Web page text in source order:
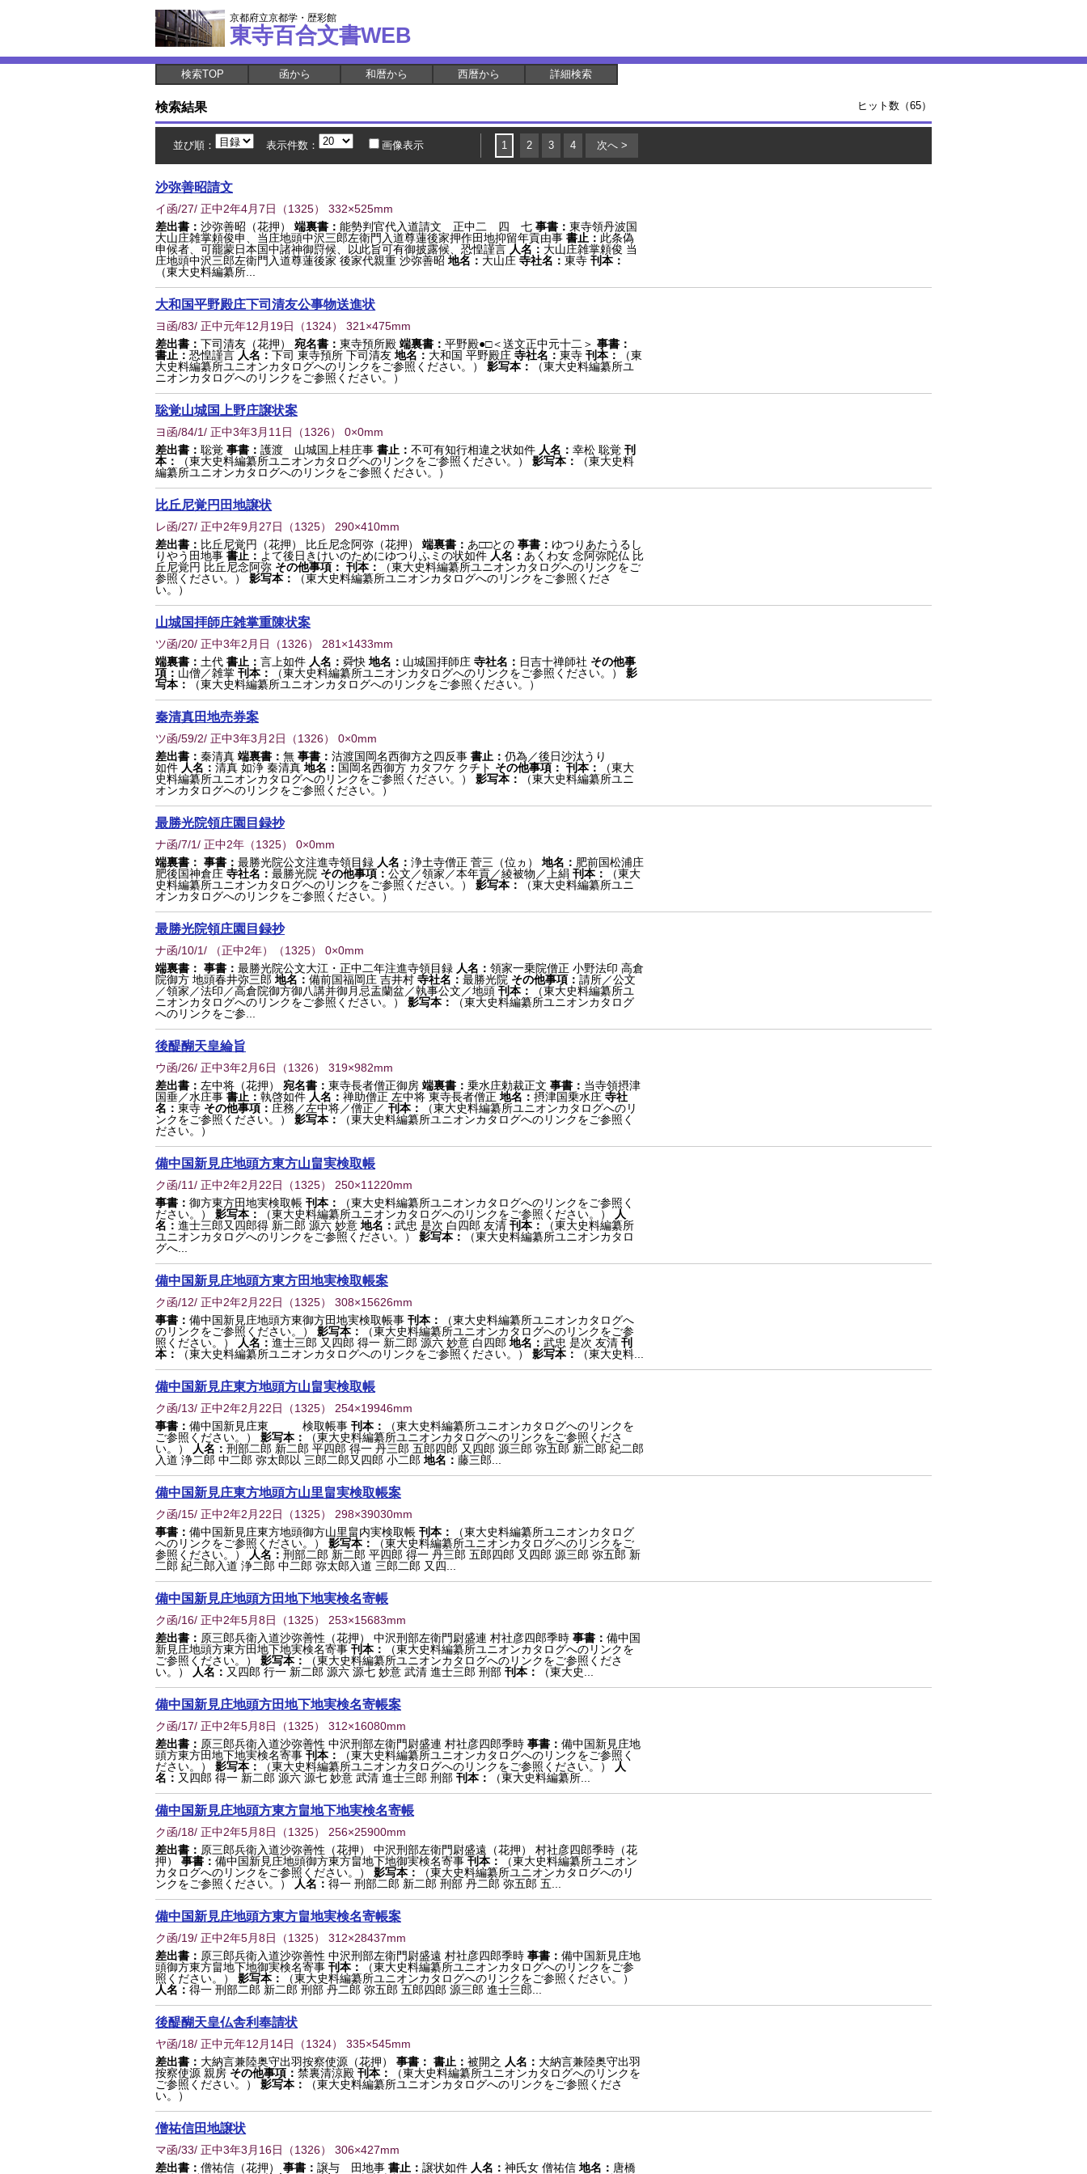
京都府立京都学・歴彩館
東寺百合文書WEB
検索TOP 函から 和暦から 西暦から 詳細検索
検索結果 ヒット数（65）
並び順： 表示件数： 画像表示 1 2 3 4 次へ >
沙弥善昭請文
イ函/27/ 正中2年4月7日 （1325） 332×525mm
差出書： 沙弥善昭（花押） 端裏書： 能勢判官代入道請文 正中二 四 七 事書： 東寺領丹波国
大山庄雑掌頼俊申、当庄地頭中沢三郎左衛門入道尊蓮後家押作田地抑留年貢由事 書止： 此条偽
申候者、可罷蒙日本国中諸神御罸候、以此旨可有御披露候、恐惶謹言 人名： 大山庄雑掌頼俊 当
庄地頭中沢三郎左衛門入道尊蓮後家 後家代親重 沙弥善昭 地名： 大山庄 寺社名： 東寺 刊本：
（東大史料編纂所...
大和国平野殿庄下司清友公事物送進状
ヨ函/83/ 正中元年12月19日 （1324） 321×475mm
差出書： 下司清友（花押） 宛名書： 東寺預所殿 端裏書： 平野殿●□＜送文正中元十二＞ 事書：
書止： 恐惶謹言 人名： 下司 東寺預所 下司清友 地名： 大和国 平野殿庄 寺社名： 東寺 刊本：
（東
大史料編纂所ユニオンカタログへのリンクをご参照ください。）
影写本：
（東大史料編纂所ユ
ニオンカタログへのリンクをご参照ください。）
聡覚山城国上野庄譲状案
ヨ函/84/1/ 正中3年3月11日 （1326） 0×0mm
差出書： 聡覚 事書： 護渡 山城国上桂庄事 書止： 不可有知行相違之状如件 人名： 幸松 聡覚 刊
本：
（東大史料編纂所ユニオンカタログへのリンクをご参照ください。） 影写本：
（東大史料
編纂所ユニオンカタログへのリンクをご参照ください。）
比丘尼覚円田地譲状
レ函/27/ 正中2年9月27日 （1325） 290×410mm
差出書： 比丘尼覚円（花押） 比丘尼念阿弥（花押） 端裏書： あ□□との 事書： ゆつりあたうるし
りやう田地事 書止： よて後日きけいのためにゆつりふミの状如件 人名： あくわ女 念阿弥陀仏 比
丘尼覚円 比丘尼念阿弥 その他事項： 刊本：
（東大史料編纂所ユニオンカタログへのリンクをご
参照ください。）
影写本：
（東大史料編纂所ユニオンカタログへのリンクをご参照くださ
い。）
山城国拝師庄雑掌重陳状案
ツ函/20/ 正中3年2月日 （1326） 281×1433mm
端裏書： 土代 書止： 言上如件 人名： 舜快 地名： 山城国拝師庄 寺社名： 日吉十禅師社 その他事
項： 山僧／雑掌 刊本： （東大史料編纂所ユニオンカタログへのリンクをご参照ください。）
影
写本：
（東大史料編纂所ユニオンカタログへのリンクをご参照ください。）
秦清真田地売券案
ツ函/59/2/ 正中3年3月2日 （1326） 0×0mm
差出書： 秦清真 端裏書： 無 事書： 沽渡国岡名西御方之四反事 書止： 仍為／後日沙汰うり
如件 人名： 清真 如浄 秦清真 地名： 国岡名西御方 カタフケ クチト その他事項： 刊本：
（東大
史料編纂所ユニオンカタログへのリンクをご参照ください。）
影写本：
（東大史料編纂所ユニ
オンカタログへのリンクをご参照ください。）
最勝光院領庄園目録抄
ナ函/7/1/ 正中2年 （1325） 0×0mm
端裏書： 事書： 最勝光院公文注進寺領目録 人名： 浄土寺僧正 菅三（位ヵ） 地名： 肥前国松浦庄
肥後国神倉庄 寺社名： 最勝光院 その他事項： 公文／領家／本年貢／綾被物／上絹 刊本：
（東大
史料編纂所ユニオンカタログへのリンクをご参照ください。）
影写本：
（東大史料編纂所ユニ
オンカタログへのリンクをご参照ください。）
最勝光院領庄園目録抄
ナ函/10/1/ （正中2年） （1325） 0×0mm
端裏書： 事書： 最勝光院公文大江・正中二年注進寺領目録 人名： 領家一乗院僧正 小野法印 高倉
院御方 地頭春井弥三郎 地名： 備前国福岡庄 吉井村 寺社名： 最勝光院 その他事項： 請所／公文
／領家／法印／高倉院御方御八講并御月忌盂蘭盆／執事公文／地頭 刊本：
（東大史料編纂所ユ
ニオンカタログへのリンクをご参照ください。）
影写本：
（東大史料編纂所ユニオンカタログ
へのリンクをご参...
後醍醐天皇綸旨
ウ函/26/ 正中3年2月6日 （1326） 319×982mm
差出書： 左中将（花押） 宛名書： 東寺長者僧正御房 端裏書： 乗水庄勅裁正文 事書： 当寺領摂津
国垂／水庄事 書止： 執啓如件 人名： 禅助僧正 左中将 東寺長者僧正 地名： 摂津国乗水庄 寺社
名： 東寺 その他事項： 庄務／左中将／僧正／ 刊本：
（東大史料編纂所ユニオンカタログへのリ
ンクをご参照ください。）
影写本：
（東大史料編纂所ユニオンカタログへのリンクをご参照く
ださい。）
備中国新見庄地頭方東方山畠実検取帳
ク函/11/ 正中2年2月22日 （1325） 250×11220mm
事書： 御方東方田地実検取帳 刊本：
（東大史料編纂所ユニオンカタログへのリンクをご参照く
ださい。）
影写本： （東大史料編纂所ユニオンカタログへのリンクをご参照ください。）
人
名： 進士三郎又四郎得 新二郎 源六 妙意 地名： 武忠 是次 白四郎 友清 刊本：
（東大史料編纂所
ユニオンカタログへのリンクをご参照ください。）
影写本：
（東大史料編纂所ユニオンカタロ
グへ...
備中国新見庄地頭方東方田地実検取帳案
ク函/12/ 正中2年2月22日 （1325） 308×15626mm
事書： 備中国新見庄地頭方東御方田地実検取帳事 刊本：
（東大史料編纂所ユニオンカタログへ
のリンクをご参照ください。）
影写本：
（東大史料編纂所ユニオンカタログへのリンクをご参
照ください。）
人名： 進士三郎 又四郎 得一 新二郎 源六 妙意 白四郎 地名： 武忠 是次 友清 刊
本：
（東大史料編纂所ユニオンカタログへのリンクをご参照ください。） 影写本： （東大史料...
備中国新見庄東方地頭方山畠実検取帳
ク函/13/ 正中2年2月22日 （1325） 254×19946mm
事書： 備中国新見庄東 検取帳事 刊本：
（東大史料編纂所ユニオンカタログへのリンクを
ご参照ください。）
影写本：
（東大史料編纂所ユニオンカタログへのリンクをご参照くださ
い。）
人名： 刑部二郎 新二郎 平四郎 得一 丹三郎 五郎四郎 又四郎 源三郎 弥五郎 新二郎 紀二郎
入道 浄二郎 中二郎 弥太郎以 三郎二郎又四郎 小二郎 地名： 藤三郎...
備中国新見庄東方地頭方山里畠実検取帳案
ク函/15/ 正中2年2月22日 （1325） 298×39030mm
事書： 備中国新見庄東方地頭御方山里畠内実検取帳 刊本：
（東大史料編纂所ユニオンカタログ
へのリンクをご参照ください。）
影写本：
（東大史料編纂所ユニオンカタログへのリンクをご
参照ください。）
人名： 刑部二郎 新二郎 平四郎 得一 丹三郎 五郎四郎 又四郎 源三郎 弥五郎 新
二郎 紀二郎入道 浄二郎 中二郎 弥太郎入道 三郎二郎 又四...
備中国新見庄地頭方田地下地実検名寄帳
ク函/16/ 正中2年5月8日 （1325） 253×15683mm
差出書： 原三郎兵衛入道沙弥善性（花押） 中沢刑部左衛門尉盛連 村社彦四郎季時 事書： 備中国
新見庄地頭方東方田地下地実検名寄事 刊本：
（東大史料編纂所ユニオンカタログへのリンクを
ご参照ください。）
影写本：
（東大史料編纂所ユニオンカタログへのリンクをご参照くださ
い。）
人名： 又四郎 行一 新二郎 源六 源七 妙意 武清 進士三郎 刑部 刊本： （東大史...
備中国新見庄地頭方田地下地実検名寄帳案
ク函/17/ 正中2年5月8日 （1325） 312×16080mm
差出書： 原三郎兵衛入道沙弥善性 中沢刑部左衛門尉盛連 村社彦四郎季時 事書： 備中国新見庄地
頭方東方田地下地実検名寄事 刊本：
（東大史料編纂所ユニオンカタログへのリンクをご参照く
ださい。）
影写本： （東大史料編纂所ユニオンカタログへのリンクをご参照ください。）
人
名： 又四郎 得一 新二郎 源六 源七 妙意 武清 進士三郎 刑部 刊本： （東大史料編纂所...
備中国新見庄地頭方東方畠地下地実検名寄帳
ク函/18/ 正中2年5月8日 （1325） 256×25900mm
差出書： 原三郎兵衛入道沙弥善性（花押） 中沢刑部左衛門尉盛遠（花押） 村社彦四郎季時（花
押）
事書： 備中国新見庄地頭御方東方畠地下地御実検名寄事 刊本：
（東大史料編纂所ユニオン
カタログへのリンクをご参照ください。）
影写本：
（東大史料編纂所ユニオンカタログへのリ
ンクをご参照ください。）
人名： 得一 刑部二郎 新二郎 刑部 丹二郎 弥五郎 五...
備中国新見庄地頭方東方畠地実検名寄帳案
ク函/19/ 正中2年5月8日 （1325） 312×28437mm
差出書： 原三郎兵衛入道沙弥善性 中沢刑部左衛門尉盛遠 村社彦四郎季時 事書： 備中国新見庄地
頭御方東方畠地下地御実検名寄事 刊本：
（東大史料編纂所ユニオンカタログへのリンクをご参
照ください。）
影写本：
（東大史料編纂所ユニオンカタログへのリンクをご参照ください。）
人名： 得一 刑部二郎 新二郎 刑部 丹二郎 弥五郎 五郎四郎 源三郎 進士三郎...
後醍醐天皇仏舎利奉請状
ヤ函/18/ 正中元年12月14日 （1324） 335×545mm
差出書： 大納言兼陸奥守出羽按察使源（花押） 事書： 書止： 被開之 人名： 大納言兼陸奥守出羽
按察使源 親房 その他事項： 禁裏清涼殿 刊本：
（東大史料編纂所ユニオンカタログへのリンクを
ご参照ください。）
影写本：
（東大史料編纂所ユニオンカタログへのリンクをご参照くださ
い。）
僧祐信田地譲状
マ函/33/ 正中3年3月16日 （1326） 306×427mm
差出書： 僧祐信（花押） 事書： 譲与 田地事 書止： 譲状如件 人名： 神氏女 僧祐信 地名： 唐橋